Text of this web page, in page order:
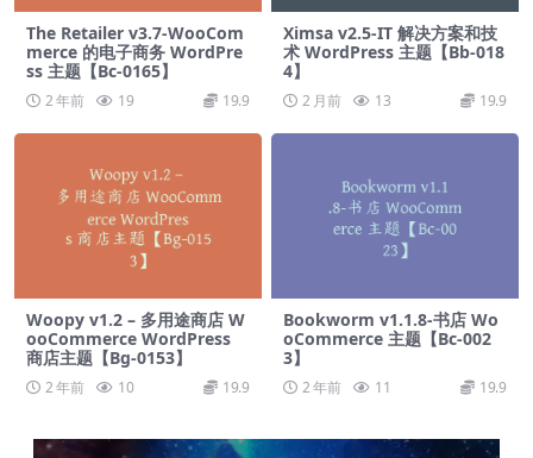
The Retailer v3.7-WooCom
merce 的电子商务 WordPre
ss 主题【Bc-0165】
2 年前 19 19.9
Ximsa v2.5-IT 解决方案和技
术 WordPress 主题【Bb-018
4】
2 月前 13 19.9
Woopy v1.2 – 多用途商店 W
ooCommerce WordPress
商店主题【Bg-0153】
2 年前 10 19.9
Bookworm v1.1.8-书店 Wo
oCommerce 主题【Bc-002
3】
2 年前 11 19.9